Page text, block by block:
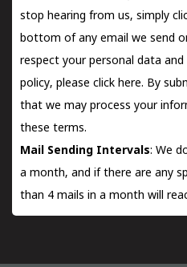
stop hearing from us, simply
bottom of any email we send
respect your personal data
policy, please click here. By
that we may process your
these terms.
Mail Sending Intervals: We
a month, and if there are any
than 4 mails in a month will